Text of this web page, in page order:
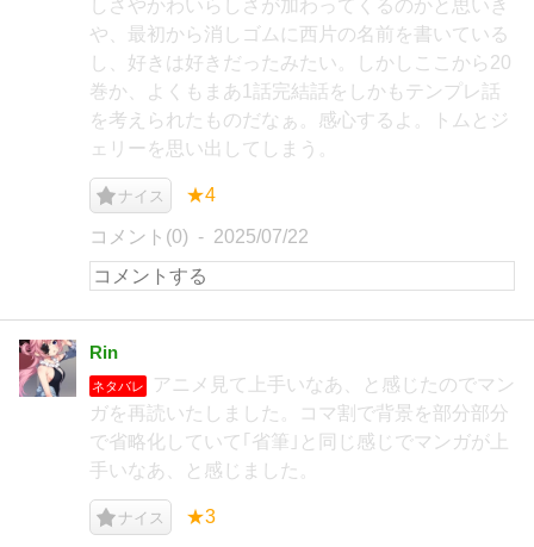
しさやかわいらしさが加わってくるのかと思いき
や、最初から消しゴムに西片の名前を書いている
し、好きは好きだったみたい。しかしここから20
巻か、よくもまあ1話完結話をしかもテンプレ話
を考えられたものだなぁ。感心するよ。トムとジ
ェリーを思い出してしまう。
ナイス ★4
コメント(0) 2025/07/22
Rin
ネタバレ
アニメ見て上手いなあ、と感じたのでマン
ガを再読いたしました。コマ割で背景を部分部分
で省略化していて｢省筆｣と同じ感じでマンガが上
手いなあ、と感じました。
ナイス ★3